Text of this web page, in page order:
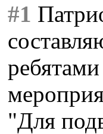
#1
"Для